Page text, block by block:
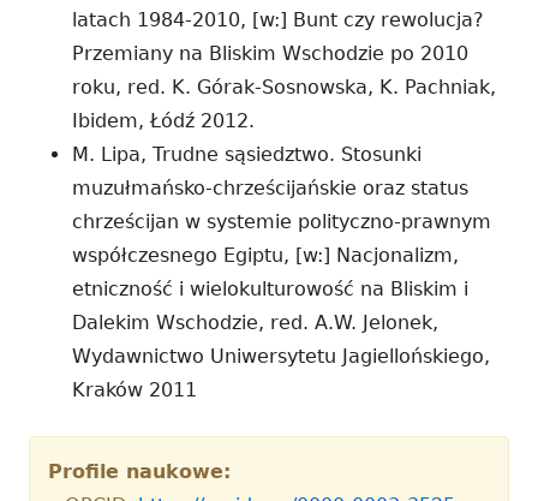
latach 1984-2010, [w:] Bunt czy rewolucja?
Przemiany na Bliskim Wschodzie po 2010
roku, red. K. Górak-Sosnowska, K. Pachniak,
Ibidem, Łódź 2012.
M. Lipa, Trudne sąsiedztwo. Stosunki
muzułmańsko-chrześcijańskie oraz status
chrześcijan w systemie polityczno-prawnym
współczesnego Egiptu, [w:] Nacjonalizm,
etniczność i wielokulturowość na Bliskim i
Dalekim Wschodzie, red. A.W. Jelonek,
Wydawnictwo Uniwersytetu Jagiellońskiego,
Kraków 2011
Profile naukowe: